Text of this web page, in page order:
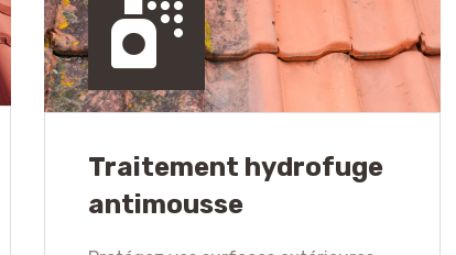
Traitement hydrofuge
antimousse